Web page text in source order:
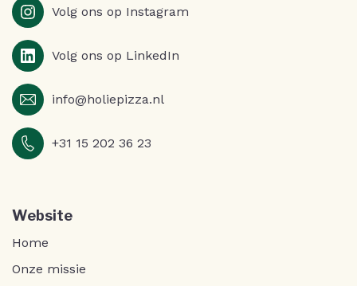
Volg ons op Instagram
Volg ons op LinkedIn
info@holiepizza.nl
+31 15 202 36 23
Website
Home
Onze missie